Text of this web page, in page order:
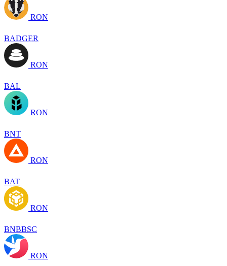
RON
BADGER
RON
BAL
RON
BNT
RON
BAT
RON
BNBBSC
RON